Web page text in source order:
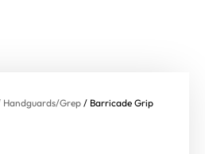
Handguards/Grep / Barricade Grip